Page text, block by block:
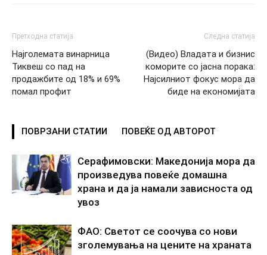
Претходна статија
Најголемата винарница
Тиквеш со пад на
продажбите од 18% и 69%
помал профит
Следна статија
(Видео) Владата и бизнис
коморите со јасна порака:
Најсилниот фокус мора да
биде на економијата
ПОВРЗАНИ СТАТИИ ПОВЕЌЕ ОД АВТОРОТ
Серафимовски: Македонија мора да
произведува повеќе домашна
храна и да ја намали зависноста од
увоз
ФАО: Светот се соочува со нови
зголемувања на цените на храната